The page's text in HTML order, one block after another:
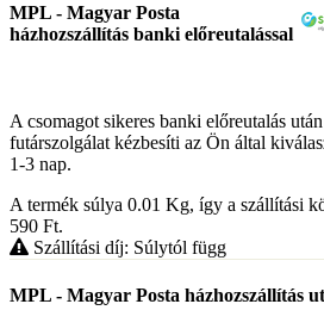
MPL - Magyar Posta
házhozszállítás banki előreutalással
A csomagot sikeres banki előreutalás
futárszolgálat kézbesíti az Ön által
1-3 nap.
A termék súlya 0.01 Kg, így a szállítási
590 Ft.
Szállítási díj: Súlytól függ
MPL - Magyar Posta házhozszállítás